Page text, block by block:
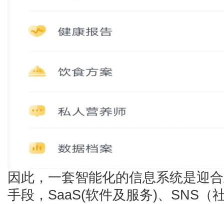
因此，一套智能化的信息系统是迎
手段，SaaS(软件及服务)、SNS（